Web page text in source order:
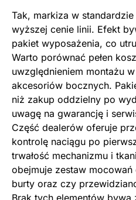
Tak, markiza w
wyższej cenie linii. Efekt
pakiet wyposażenia, co
Warto porównać pełen
uwzględnieniem montażu
akcesoriów bocznych.
niż zakup oddzielny po
uwagę na gwarancję i
Część dealerów oferuje
kontrolę naciągu po
trwałość mechanizmu i
obejmuje zestaw
burty oraz czy
Brak tych elementów bywa